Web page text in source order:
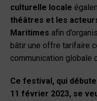
culturelle locale
théâtres et les
Maritimes afin
bâtir une offre tarifaire
communication globale
Ce festival, qui
11 février 2023, se